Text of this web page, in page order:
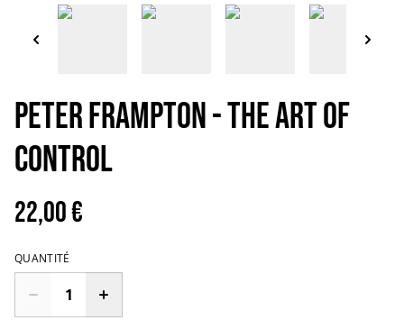
Peter Frampton - The art of
control
22,00 €
QUANTITÉ